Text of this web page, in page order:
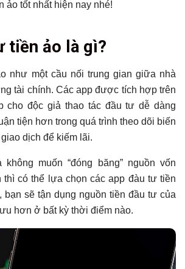
ảo tốt nhất hiện nay nhé!
là gì?
các app đầu tư tiền ảo tốt nhất hiện nay
tư tiền ảo tốt nhất hiện nay
ảo IQ Option
ảo TC Invest
ảo FBS Trader
biết
tiền ảo là gì?
như một cầu nối trung gian giữa nhà
tài chính. Các app được tích hợp trên
cho độc giả thao tác đầu tư dễ dàng
tiện hơn trong quá trình theo dõi biến
dịch để kiếm lãi.
muốn “đóng băng” nguồn vốn
thì có thể lựa chọn các app đàu tư tiền
bạn sẽ tận dụng nguồn tiền đầu tư của
hơn ở bất kỳ thời điểm nào.